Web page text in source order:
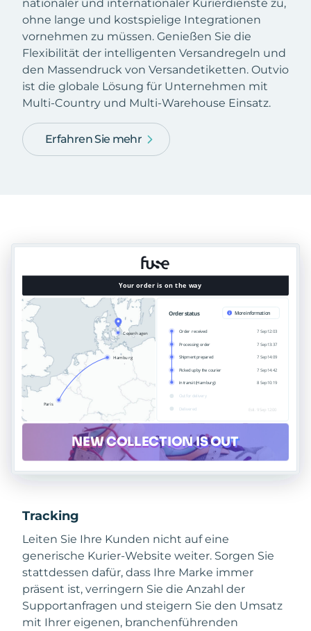
nationaler und internationaler Kurierdienste zu,
ohne lange und kostspielige Integrationen
vornehmen zu müssen. Genießen Sie die
Flexibilität der intelligenten Versandregeln und
den Massendruck von Versandetiketten. Outvio
ist die globale Lösung für Unternehmen mit
Multi-Country und Multi-Warehouse Einsatz.
Erfahren Sie mehr
Tracking
Leiten Sie Ihre Kunden nicht auf eine
generische Kurier-Website weiter. Sorgen Sie
stattdessen dafür, dass Ihre Marke immer
präsent ist, verringern Sie die Anzahl der
Supportanfragen und steigern Sie den Umsatz
mit Ihrer eigenen, branchenführenden